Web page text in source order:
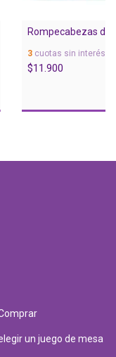
Rompecabezas de
3cuotas sin interés
$11.900
un juego de mesa